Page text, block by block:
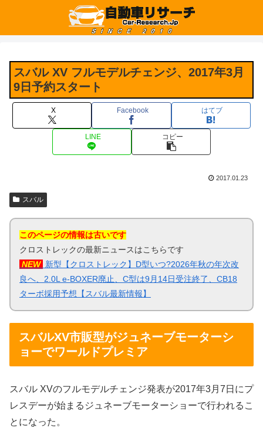
スバル XV フルモデルチェンジ、2017年3月
9日予約スタート
X Facebook はてブ
LINE コピー
2017.01.23
スバル
このページの情報は古いです
クロストレックの最新ニュースはこちらです
NEW 新型【クロストレック】D型いつ?2026年秋の年次改
良へ、2.0L e-BOXER廃止、C型は9月14日受注終了、CB18
ターボ採用予想【スバル最新情報】
スバルXV市販型がジュネーブモーターシ
ョーでワールドプレミア
スバル XVのフルモデルチェンジ発表が2017年3月7日にプ
レスデーが始まるジュネーブモーターショーで行われるこ
とになった。